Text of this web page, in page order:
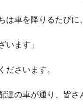
は車を降りるたびに、
います」
ださいます。
達の車が通り、皆